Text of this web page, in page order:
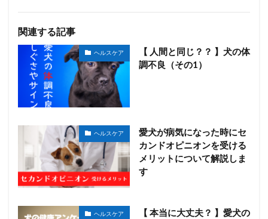
関連する記事
ヘルスケア
【 人間と同じ？？ 】犬の体
調不良（その1）
ヘルスケア
愛犬が病気になった時にセ
カンドオピニオンを受ける
メリットについて解説しま
す
ヘルスケア
【 本当に大丈夫？ 】愛犬の